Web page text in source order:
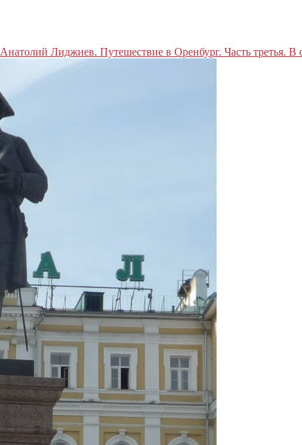
Анатолий Лиджиев. Путешествие в Оренбург. Часть третья. В